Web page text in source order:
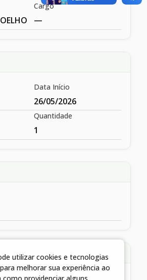
Cargo
—
Data Início
26/05/2026
Quantidade
1
utilizar cookies e tecnologias
melhorar sua experiência ao